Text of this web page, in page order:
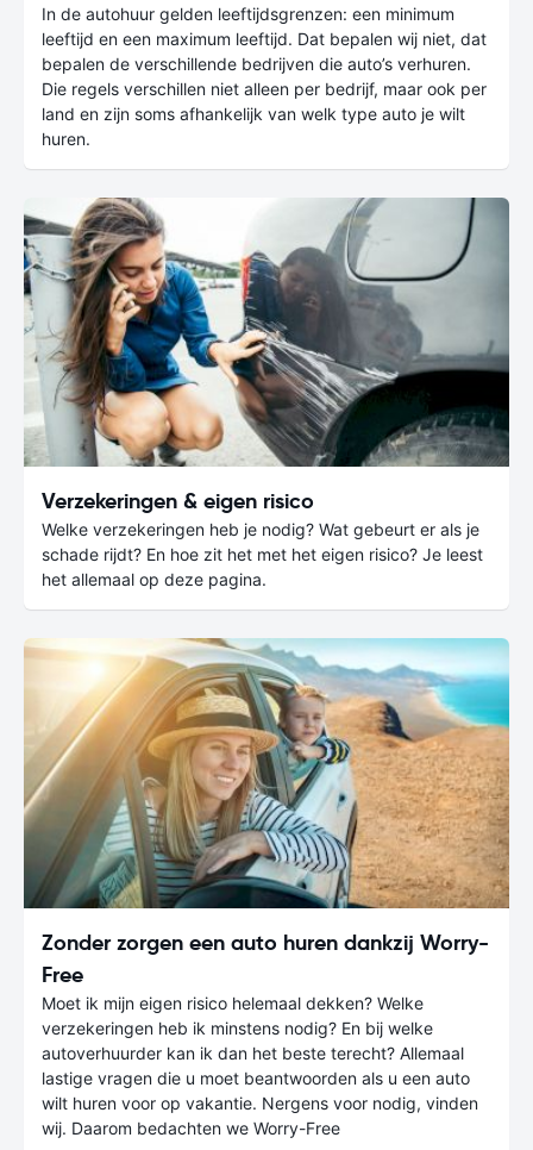
In de autohuur gelden leeftijdsgrenzen: een minimum
leeftijd en een maximum leeftijd. Dat bepalen wij niet, dat
bepalen de verschillende bedrijven die auto’s verhuren.
Die regels verschillen niet alleen per bedrijf, maar ook per
land en zijn soms afhankelijk van welk type auto je wilt
huren.
Verzekeringen & eigen risico
Welke verzekeringen heb je nodig? Wat gebeurt er als je
schade rijdt? En hoe zit het met het eigen risico? Je leest
het allemaal op deze pagina.
Zonder zorgen een auto huren dankzij Worry-
Free
Moet ik mijn eigen risico helemaal dekken? Welke
verzekeringen heb ik minstens nodig? En bij welke
autoverhuurder kan ik dan het beste terecht? Allemaal
lastige vragen die u moet beantwoorden als u een auto
wilt huren voor op vakantie. Nergens voor nodig, vinden
wij. Daarom bedachten we Worry-Free